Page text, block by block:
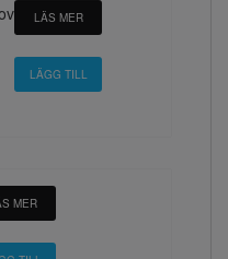
LÄS MER
MER